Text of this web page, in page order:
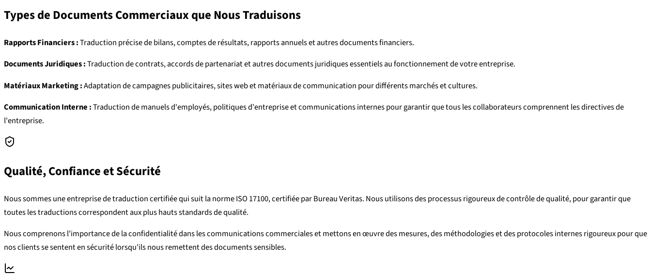
Types de Documents Commerciaux que Nous Traduisons
Rapports Financiers :Traduction précise de bilans, comptes de résultats, rapports annuels et autres documents financiers.
Documents Juridiques :Traduction de contrats, accords de partenariat et autres documents juridiques essentiels au fonctionnement de votre entreprise.
Matériaux Marketing :Adaptation de campagnes publicitaires, sites web et matériaux de communication pour différents marchés et cultures.
Communication Interne :Traduction de manuels d'employés, politiques d'entreprise et communications internes pour garantir que tous les collaborateurs comprennent les directives de
l'entreprise.
Qualité, Confiance et Sécurité
Nous sommes une entreprise de traduction certifiée qui suit la norme ISO 17100, certifiée par Bureau Veritas. Nous utilisons des processus rigoureux de contrôle de qualité, pour garantir que
toutes les traductions correspondent aux plus hauts standards de qualité.
Nous comprenons l'importance de la confidentialité dans les communications commerciales et mettons en œuvre des mesures, des méthodologies et des protocoles internes rigoureux pour que
nos clients se sentent en sécurité lorsqu'ils nous remettent des documents sensibles.